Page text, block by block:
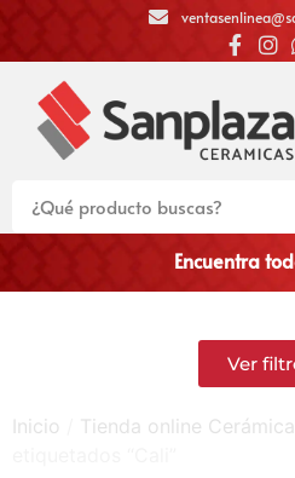
Encuentra
Ver
Inicio Tienda online